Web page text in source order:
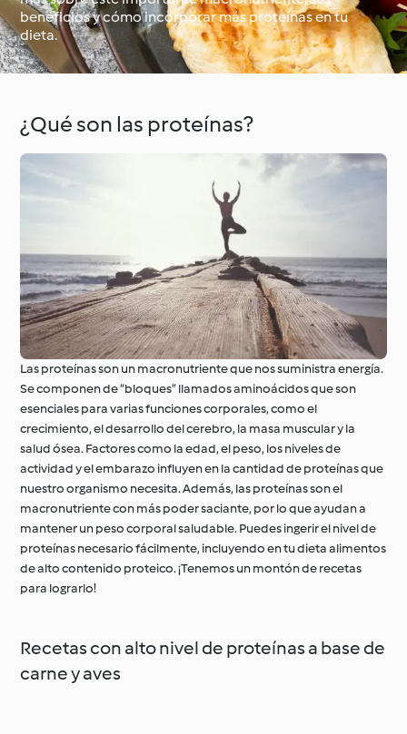
Alrededor del mundo
con Cookidoo®
Clases de cocina con
Cookidoo®
beneficios y cómo incorporar más proteínas en tu
dieta.
¿Qué son las proteínas?
Las proteínas son un macronutriente que nos suministra energía.
Se componen de “bloques” llamados aminoácidos que son
esenciales para varias funciones corporales, como el
crecimiento, el desarrollo del cerebro, la masa muscular y la
salud ósea. Factores como la edad, el peso, los niveles de
actividad y el embarazo influyen en la cantidad de proteínas que
nuestro organismo necesita. Además, las proteínas son el
macronutriente con más poder saciante, por lo que ayudan a
mantener un peso corporal saludable. Puedes ingerir el nivel de
proteínas necesario fácilmente, incluyendo en tu dieta alimentos
de alto contenido proteico. ¡Tenemos un montón de recetas
para lograrlo!
Recetas con alto nivel de proteínas a base de
carne y aves